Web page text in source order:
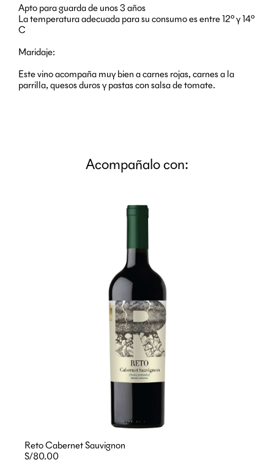
Apto para guarda de unos 3 años
La temperatura adecuada para su consumo es entre 12º y 14º
C
Maridaje:
Este vino acompaña muy bien a carnes rojas, carnes a la
parrilla, quesos duros y pastas con salsa de tomate.
Acompañalo con:
Reto Cabernet Sauvignon
S/80.00